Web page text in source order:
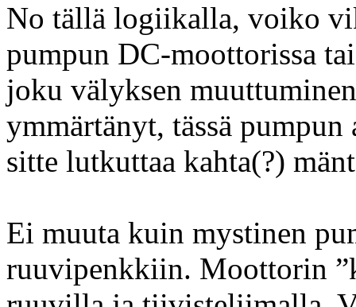
No tällä logiikalla, voiko
pumpun DC-moottorissa
joku välyksen
ymmärtänyt, tässä
sitte lutkuttaa kahta(?)
Ei muuta kuin mystinen
ruuvipenkkiin. Moottorin